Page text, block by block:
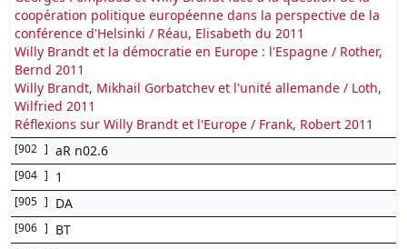
coopération politique européenne dans la perspective de la
conférence d'Helsinki / Réau, Elisabeth du 2011
Willy Brandt et la démocratie en Europe : l'Espagne / Rother,
Bernd 2011
Willy Brandt, Mikhail Gorbatchev et l'unité allemande / Loth,
Wilfried 2011
Réflexions sur Willy Brandt et l'Europe / Frank, Robert 2011
[902 ] aR n02.6
[904 ] 1
[905 ] DA
[906 ] BT